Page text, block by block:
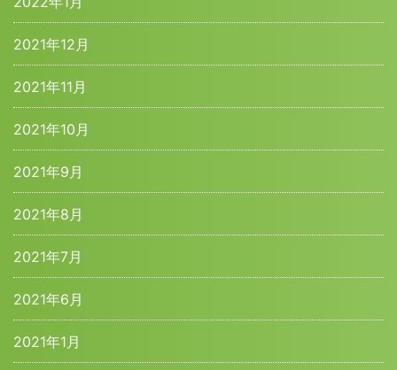
2021年12月
2021年11月
2021年10月
2021年9月
2021年8月
2021年7月
2021年6月
2021年1月